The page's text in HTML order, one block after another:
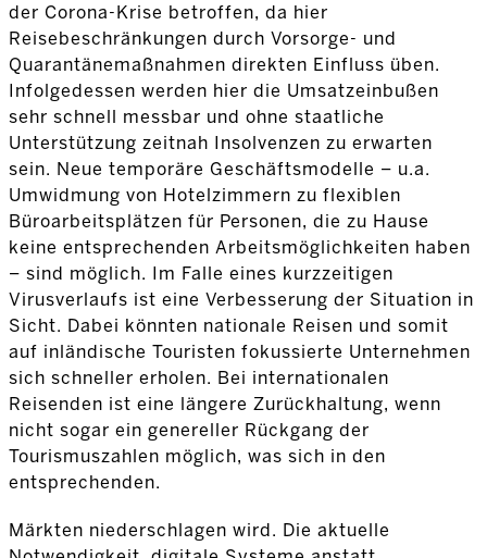
der Corona-Krise betroffen, da hier
Reisebeschränkungen durch Vorsorge- und
Quarantänemaßnahmen direkten Einfluss üben.
Infolgedessen werden hier die Umsatzeinbußen
sehr schnell messbar und ohne staatliche
Unterstützung zeitnah Insolvenzen zu erwarten
sein. Neue temporäre Geschäftsmodelle – u.a.
Umwidmung von Hotelzimmern zu flexiblen
Büroarbeitsplätzen für Personen, die zu Hause
keine entsprechenden Arbeitsmöglichkeiten haben
– sind möglich. Im Falle eines kurzzeitigen
Virusverlaufs ist eine Verbesserung der Situation in
Sicht. Dabei könnten nationale Reisen und somit
auf inländische Touristen fokussierte Unternehmen
sich schneller erholen. Bei internationalen
Reisenden ist eine längere Zurückhaltung, wenn
nicht sogar ein genereller Rückgang der
Tourismuszahlen möglich, was sich in den
entsprechenden.
Märkten niederschlagen wird. Die aktuelle